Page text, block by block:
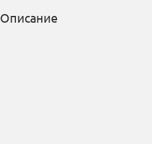
Описание